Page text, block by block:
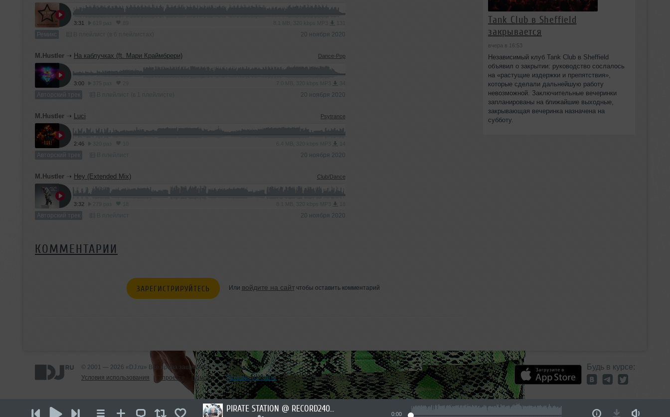
PIRATE STATION @ RECORD24072026 #1289
0:00
3:31
Ремикс 20 ноября 2020
M.Hustler ➝ На каблучках (ft. Мари Краймбрери) Dance-Pop
3:00
Авторский трек 20 ноября 2020
M.Hustler ➝ Luci Psytrance
2:46
Авторский трек 20 ноября 2020
M.Hustler ➝ Hey (Extended Mix) Club/Dance
3:32
Авторский трек 20 ноября 2020
КОММЕНТАРИИ
ЗАРЕГИСТРИРУЙТЕСЬ Или войдите на сайтчтобы оставить комментарий
Tank Club в Sheffield
закрывается
вчера в 16:53
Независимый клуб Tank Club в Sheffield
объявил о закрытии: руководство сослалось
на «растущие издержки и препятствия»,
которые сделали дальнейшую работу
невозможной. Заключительные вечеринки
запланированы на ближайшие выходные,
закрывающая вечеринка назначена на
субботу.
© 2001 — 2026 «DJ.ru» Все права защищены.
Условия использования
О проекте Помощь Реклама на сайте Контактная информация Вакансии
Будь в курсе: